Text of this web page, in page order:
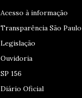
Acesso à informação
Transparência São Paulo
Legislação
Ouvidoria
SP 156
Diário Oficial